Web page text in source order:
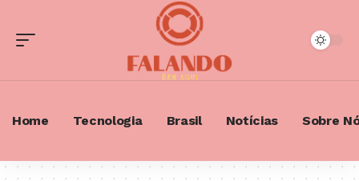
Home Tecnologia Brasil Notícias Sobre